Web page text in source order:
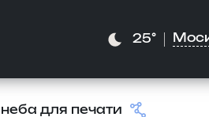
25°
для печати